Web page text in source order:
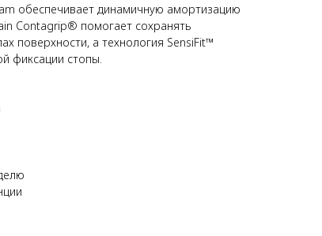
обеспечивает динамичную амортизацию
Contagrip® помогает сохранять
поверхности, а технология SensiFit™
фиксации стопы.